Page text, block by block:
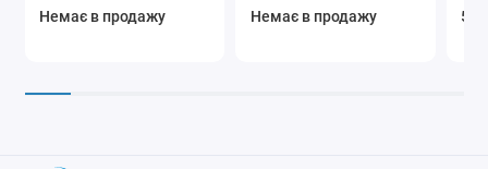
Немає в продажу Немає в продажу 5